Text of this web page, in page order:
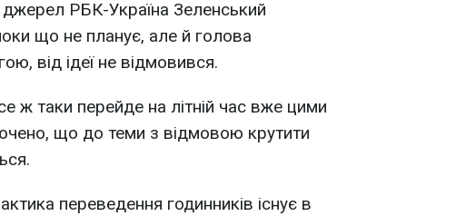
РБК-Україна Зеленський
що не планує, але й голова
від ідеї не відмовився.
ж таки перейде на літній час вже цими
що до теми з відмовою крутити
переведення годинників існує в